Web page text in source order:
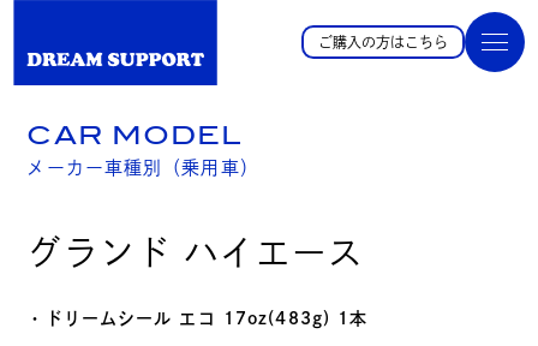
ご購入の方はこちら
CAR MODEL
メーカー車種別（乗用車）
グランド ハイエース
・ドリームシール エコ 17oz(483g) 1本